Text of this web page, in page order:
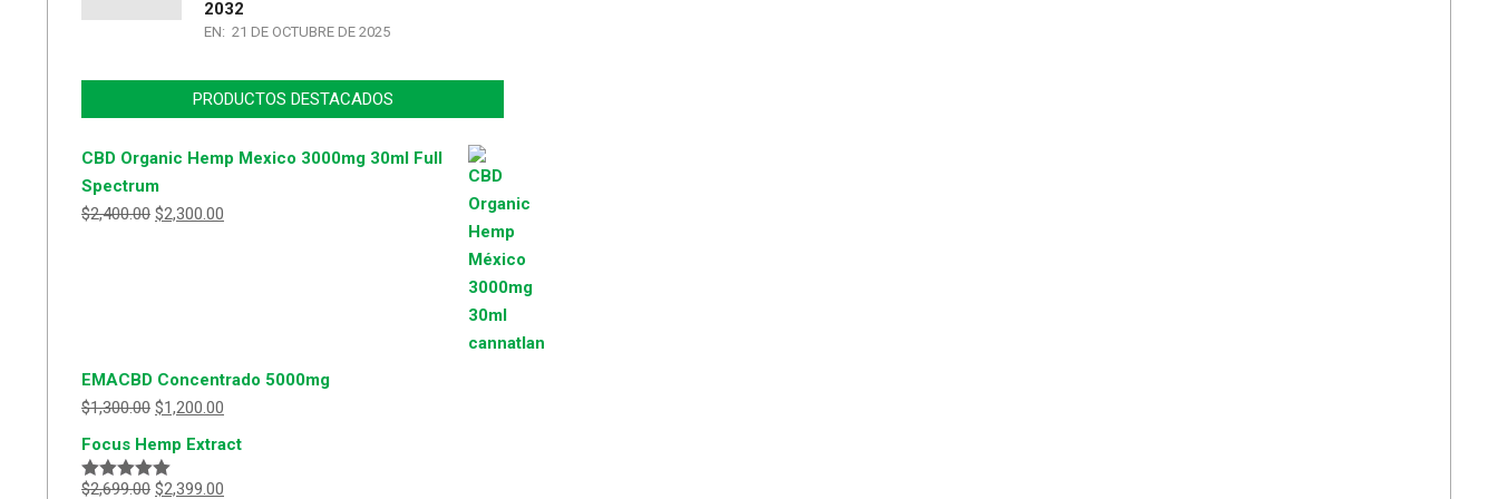
2032
EN: 21 DE OCTUBRE DE 2025
PRODUCTOS DESTACADOS
CBD Organic Hemp Mexico 3000mg 30ml Full
Spectrum
$2,400.00 $2,300.00
EMACBD Concentrado 5000mg
$1,300.00 $1,200.00
Focus Hemp Extract
Valorado
$2,699.00 $2,399.00